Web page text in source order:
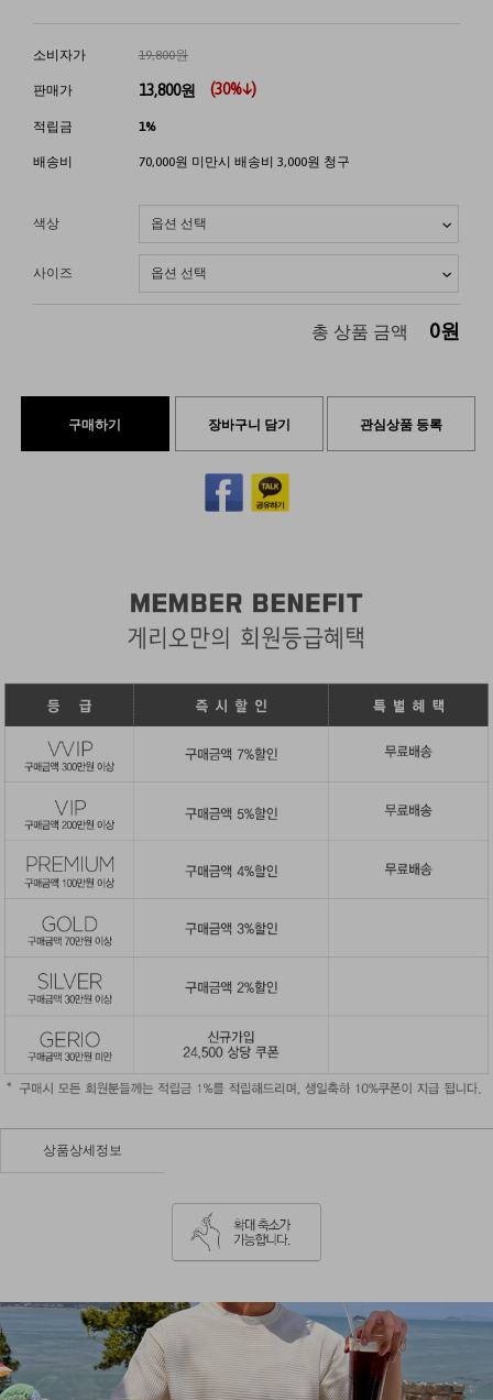
소비자가 19,800원
판매가 13,800원 (30%↓)
적립금 1%
배송비 70,000원 미만시 배송비 3,000원 청구
색상
사이즈
총 상품 금액 0원
구매하기 장바구니 담기 관심상품 등록
상품상세정보